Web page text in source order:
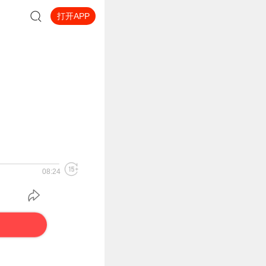
打开APP
08:24